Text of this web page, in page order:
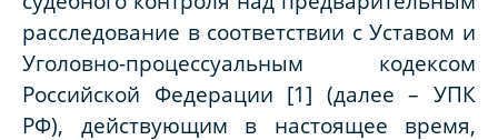
расследование в соответствии с Уставом и
Уголовно-процессуальным кодексом
Российской Федерации [1] (далее – УПК
РФ), действующим в настоящее время,